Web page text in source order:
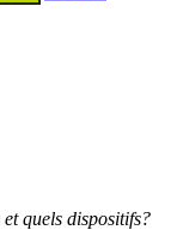
quels dispositifs?